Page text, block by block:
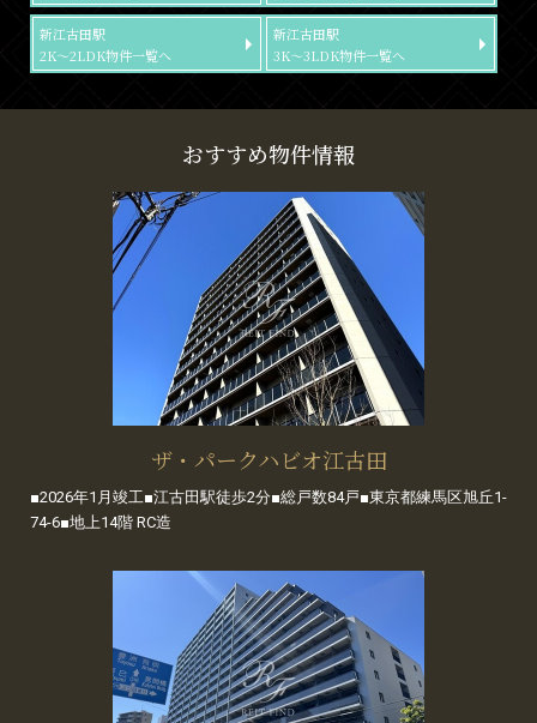
新江古田駅
2K～2LDK物件一覧へ
新江古田駅
3K～3LDK物件一覧へ
おすすめ物件情報
ザ・パークハビオ江古田
■2026年1月竣工■江古田駅徒歩2分■総戸数84戸■東京都練馬区旭丘1-
74-6■地上14階 RC造